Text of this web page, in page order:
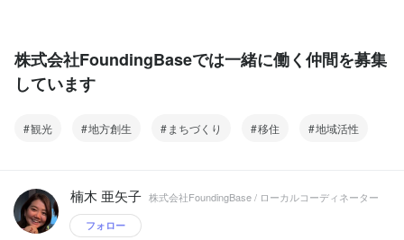
株式会社FoundingBaseでは一緒に働く仲間を募集
しています
観光 地方創生 まちづくり 移住 地域活性
楠木 亜矢子 株式会社FoundingBase / ローカルコーディネーター
フォロー